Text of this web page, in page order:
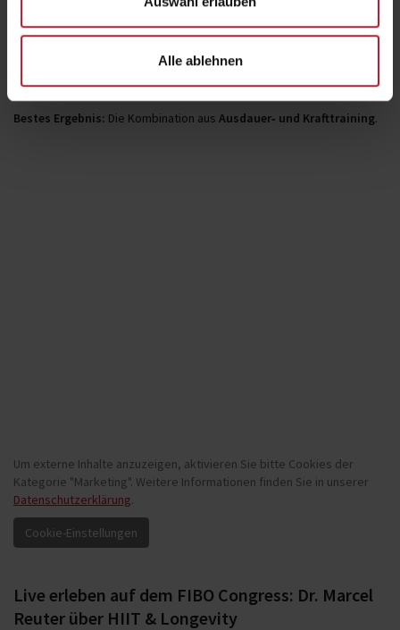
Alle ablehnen
Ebenso wichtig, um
Muskelmasse zu erhalten,
Entzündungsprozesse langfristig zu regulieren.
Bestes Ergebnis: Die Kombination aus Ausdauer‑ und Krafttraining.
Um externe Inhalte anzuzeigen, aktivieren Sie bitte Cookies der
Kategorie "Marketing". Weitere Informationen finden Sie in unserer
Datenschutzerklärung.
Live erleben auf dem FIBO Congress: Dr. Marcel
Reuter über HIIT & Longevity